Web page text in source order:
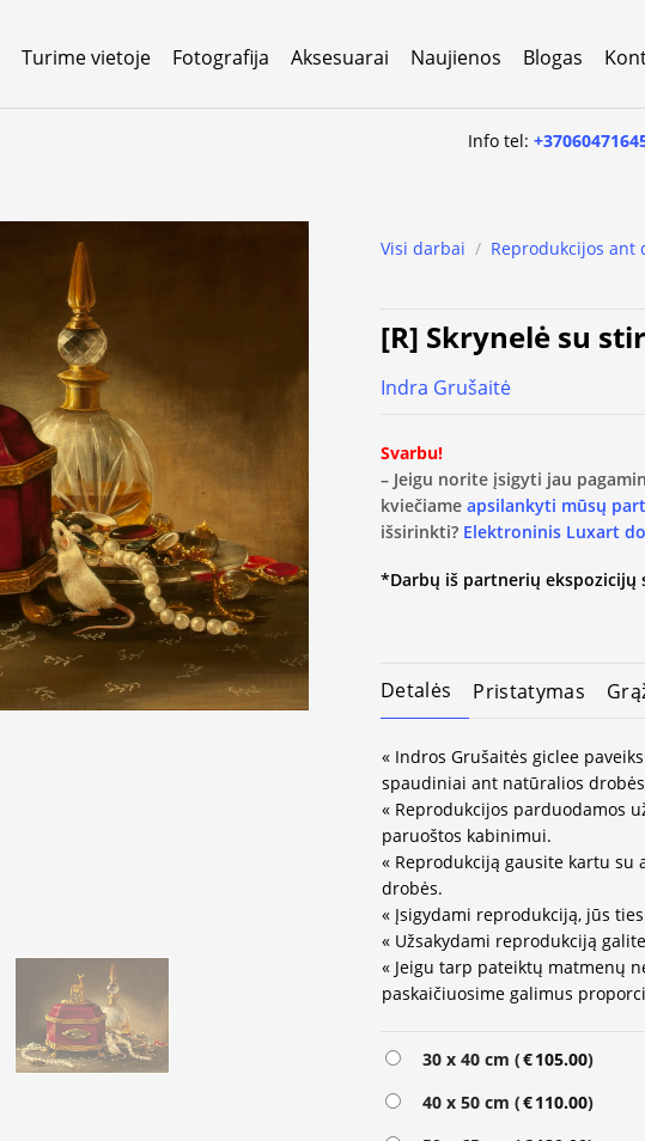
Turime vietoje Fotografija Aksesuarai Naujienos Blogas
Info tel:
Visi darbai / Reprodukcijos ant
[R] Skrynelė su
Indra Grušaitė
Svarbu!
– Jeigu norite įsigyti jau
kviečiame apsilankyti mūsų
išsirinkti? Elektroninis Luxart
*Darbų iš partnerių ekspozicijų
Detalės Pristatymas
« Indros Grušaitės giclee
spaudiniai ant natūralios
« Reprodukcijos parduodamos
paruoštos kabinimui.
« Reprodukciją gausite kartu
drobės.
« Įsigydami reprodukciją, jūs
« Užsakydami reprodukciją
« Jeigu tarp pateiktų matmenų
paskaičiuosime galimus
30 x 40 cm (€105.00)
40 x 50 cm (€110.00)